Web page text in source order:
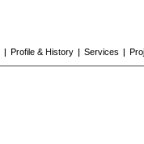
| Profile & History | Services |